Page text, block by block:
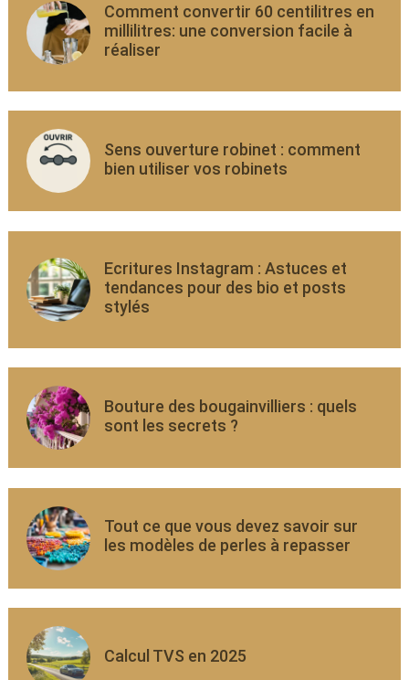
Comment convertir 60 centilitres en
millilitres: une conversion facile à
réaliser
Sens ouverture robinet : comment
bien utiliser vos robinets
Ecritures Instagram : Astuces et
tendances pour des bio et posts
stylés
Bouture des bougainvilliers : quels
sont les secrets ?
Tout ce que vous devez savoir sur
les modèles de perles à repasser
Calcul TVS en 2025